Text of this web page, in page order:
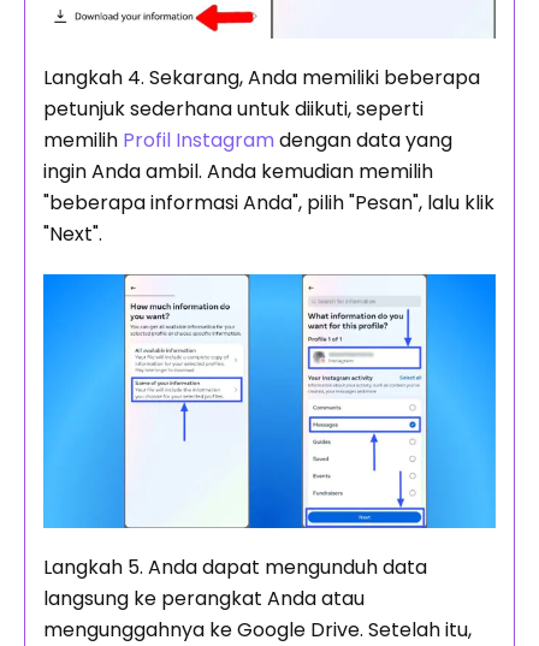
Langkah 4. Sekarang, Anda memiliki beberapa
petunjuk sederhana untuk diikuti, seperti
memilih Profil Instagram dengan data yang
ingin Anda ambil. Anda kemudian memilih
"beberapa informasi Anda", pilih "Pesan", lalu klik
"Next".
Langkah 5. Anda dapat mengunduh data
langsung ke perangkat Anda atau
mengunggahnya ke Google Drive. Setelah itu,